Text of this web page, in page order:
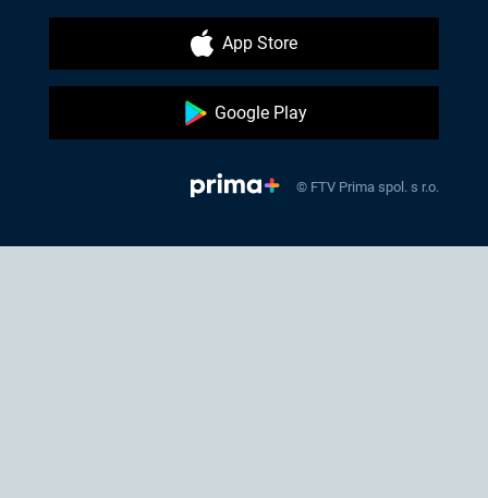
App Store
Google Play
© FTV Prima spol. s r.o.